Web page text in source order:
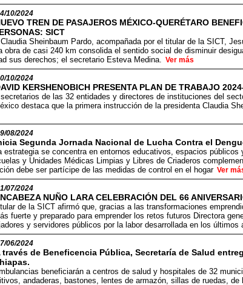
10/2024
TREN DE PASAJEROS MÉXICO-QUERÉTARO
SICT
Sheinbaum Pardo, acompañada por el titular de la SICT,
obra de casi 240 km consolida el sentido social de disminuir
sus derechos; el secretario Esteva Medina. Ver más
10/2024
KERSHENOBICH PRESENTA PLAN DE TRABAJO
de las 32 entidades y directores de instituciones del
destaca que la primera instrucción de la presidenta Claudia
08/2024
Segunda Jornada Nacional de Lucha Contra el
estrategia se concentra en entornos educativos, espacios públicos
y Unidades Médicas Limpias y Libres de Criaderos
debe ser partícipe de las medidas de control en el hogar Ver
07/2024
NUÑO LARA CELEBRACIÓN DEL 66
de la SICT afirmó que, gracias a las transformaciones
fuerte y preparado para emprender los retos futuros Directora
y servidores públicos por la labor desarrollada en los últimos
06/2024
través de Beneficencia Pública, Secretaría de Salud
beneficiarán a centros de salud y hospitales de 32
andaderas, bastones, lentes de armazón, sillas de ruedas,